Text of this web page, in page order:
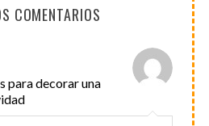
COMENTARIOS
para decorar una